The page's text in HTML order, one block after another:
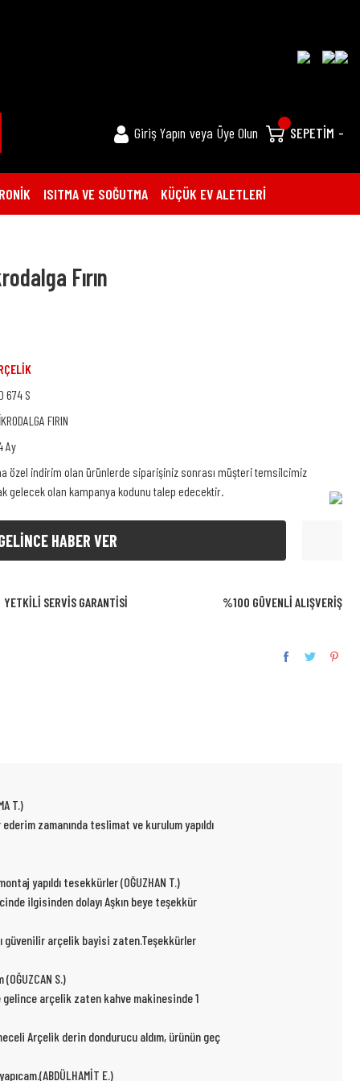
Giriş Yapın veya Üye Olun SEPETİM -
ISITMA VE SOĞUTMA KÜÇÜK EV ALETLERİ
Fırın
674 S
FIRIN
Ay
özel indirim olan ürünlerde siparişiniz sonrası müşteri temsilcimiz
gelecek olan kampanya kodunu talep edecektir.
HABER VER
YETKİLİ SERVİS GARANTİSİ %100 GÜVENLİ ALIŞVERİŞ
T.)
zamanında teslimat ve kurulum yapıldı
yapıldı tesekkürler (OĞUZHAN T.)
ilgisinden dolayı Aşkın beye teşekkür
güvenilir arçelik bayisi zaten.Teşekkürler
S.)
arçelik zaten kahve makinesinde 1
Arçelik derin dondurucu aldım, ürünün geç
E.)